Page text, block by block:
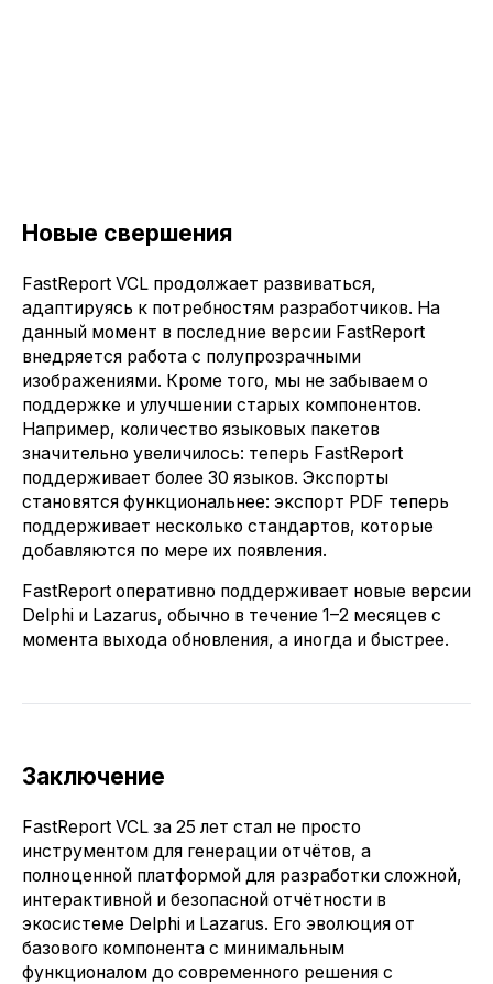
Новые свершения
FastReport VCL продолжает развиваться,
адаптируясь к потребностям разработчиков. На
данный момент в последние версии FastReport
внедряется работа с полупрозрачными
изображениями. Кроме того, мы не забываем о
поддержке и улучшении старых компонентов.
Например, количество языковых пакетов
значительно увеличилось: теперь FastReport
поддерживает более 30 языков. Экспорты
становятся функциональнее: экспорт PDF теперь
поддерживает несколько стандартов, которые
добавляются по мере их появления.
FastReport оперативно поддерживает новые версии
Delphi и Lazarus, обычно в течение 1–2 месяцев с
момента выхода обновления, а иногда и быстрее.
Заключение
FastReport VCL за 25 лет стал не просто
инструментом для генерации отчётов, а
полноценной платформой для разработки сложной,
интерактивной и безопасной отчётности в
экосистеме Delphi и Lazarus. Его эволюция от
базового компонента с минимальным
функционалом до современного решения с